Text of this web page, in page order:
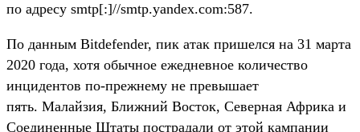
по адресу smtp[:]//smtp.yandex.com:587.
По данным Bitdefender, пик атак пришелся на 31 марта
2020 года, хотя обычное ежедневное количество
инцидентов по-прежнему не превышает
пять. Малайзия, Ближний Восток, Северная Африка и
Соединенные Штаты пострадали от этой кампании